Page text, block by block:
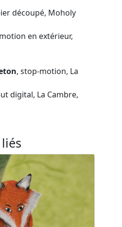
découpé, Moholy
en extérieur,
, stop-motion, La
digital, La Cambre,